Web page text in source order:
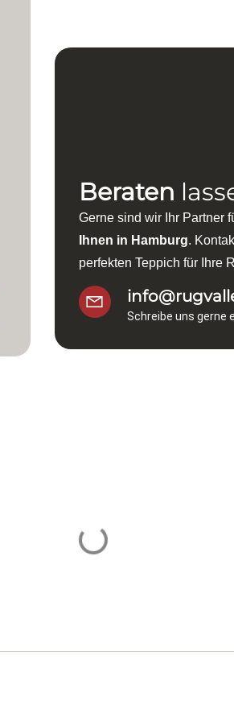
Beraten
Gerne sind wir Ihr Partner
Ihnen in Hamburg.
perfekten Teppich für Ihre
Schreibe uns gerne